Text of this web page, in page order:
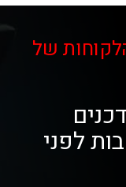
של
לפני